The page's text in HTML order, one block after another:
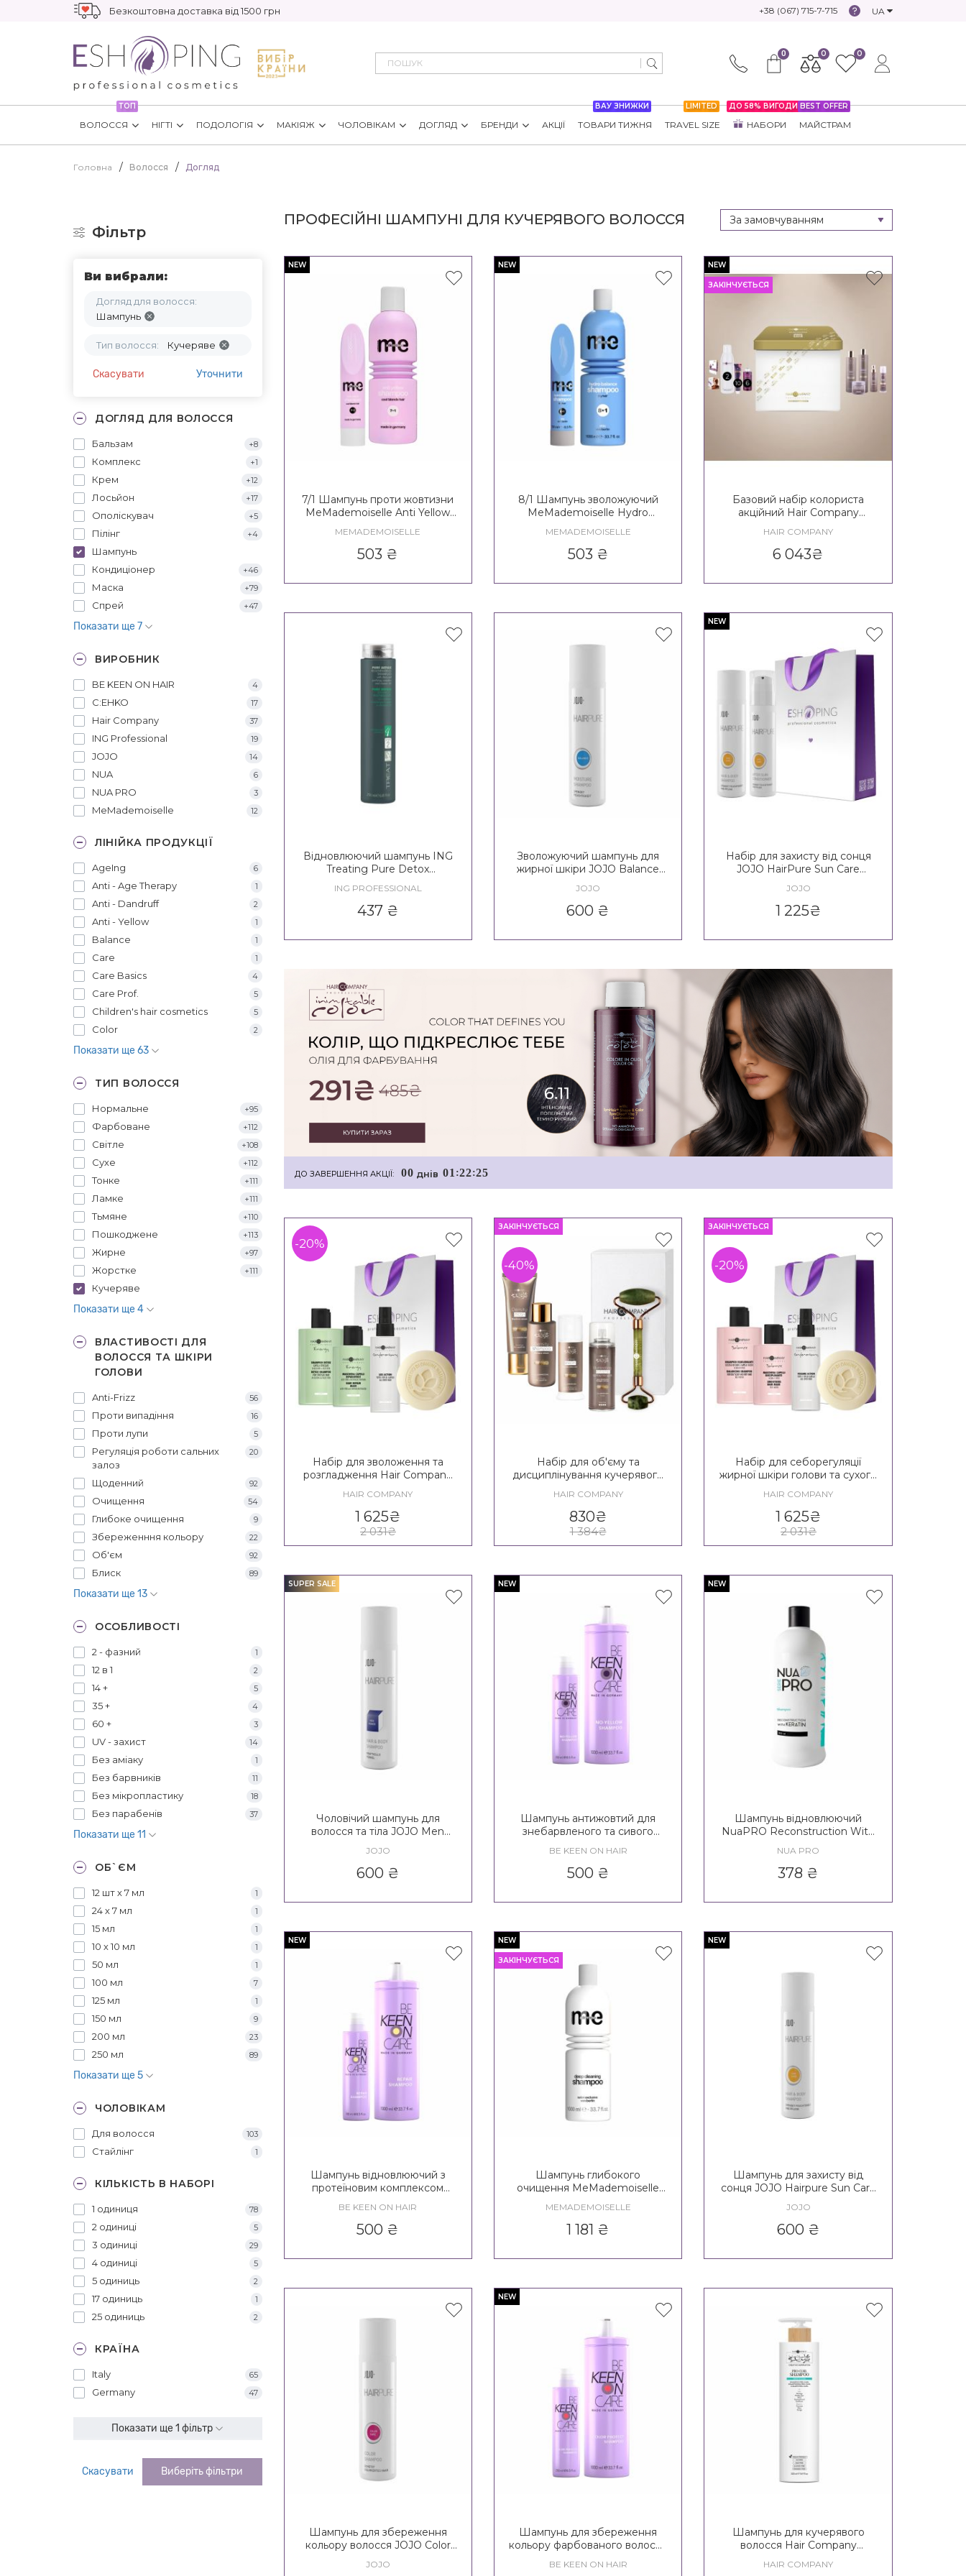
Безкоштовна доставка від 1500 грн +38 (067) 715-7-715 UA
0 0 0
ТОП
ВОЛОССЯ НІГТІ ПОДОЛОГІЯ МАКІЯЖ ЧОЛОВІКАМ ДОГЛЯД БРЕНДИ АКЦІЇ
ВАУ ЗНИЖКИ
ТОВАРИ ТИЖНЯ
LIMITED
TRAVEL SIZE
ДО 58% ВИГОДИ
НАБОРИ
BEST OFFER
МАЙСТРАМ
Головна Волосся Догляд
Фільтр
Ви вибрали:
Догляд для волосся:
Шампунь
Тип волосся: Кучеряве
Скасувати Уточнити
ДОГЛЯД ДЛЯ ВОЛОССЯ
Бальзам +8
Комплекс +1
Крем +12
Лосьйон +17
Ополіскувач +5
Пілінг +4
Шампунь
Кондиціонер
+46
Маска +79
Спрей +47
Показати ще 7
ВИРОБНИК
BE KEEN ON HAIR 4
C:EHKO 17
Hair Company 37
ING Professional 19
JOJO 14
NUA 6
NUA PRO 3
MeMademoiselle 12
ЛІНІЙКА ПРОДУКЦІЇ
AgeIng 6
Anti - Age Therapy 1
Anti - Dandruff 2
Anti - Yellow 1
Balance 1
Care 1
Care Basics 4
Care Prof. 5
Children's hair cosmetics 5
Color 2
Показати ще 63
ТИП ВОЛОССЯ
Нормальне +95
Фарбоване +112
Світле +108
Сухе +112
Тонке +111
Ламке +111
Тьмяне +110
Пошкоджене +113
Жирне +97
Жорстке +111
Кучеряве
Показати ще 4
ВЛАСТИВОСТІ ДЛЯ
ВОЛОССЯ ТА ШКІРИ
ГОЛОВИ
Anti-Frizz 56
Проти випадіння 16
Проти лупи 5
Регуляція роботи сальних
залоз
20
Щоденний 92
Очищення 54
Глибоке очищення 9
Збереженння кольору 22
Об'єм 92
Блиск 89
Показати ще 13
ОСОБЛИВОСТІ
2 - фазний 1
12 в 1 2
14 + 5
35 + 4
60 + 3
UV - захист 14
Без аміаку 1
Без барвників 11
Без мікропластику 18
Без парабенів 37
Показати ще 11
ОБ`ЄМ
12 шт х 7 мл 1
24 х 7 мл 1
15 мл 1
10 х 10 мл 1
50 мл 1
100 мл 7
125 мл 1
150 мл 9
200 мл 23
250 мл 89
Показати ще 5
ЧОЛОВІКАМ
Для волосся 103
Стайлінг 1
КІЛЬКІСТЬ В НАБОРІ
1 одиниця 78
2 одиниці 5
3 одиниці 29
4 одиниці 5
5 одиниць 2
17 одиниць 1
25 одиниць 2
КРАЇНА
Italy 65
Germany 47
Показати ще 1 фільтр
Скасувати Виберіть фільтри
ПРОФЕСІЙНІ ШАМПУНІ ДЛЯ КУЧЕРЯВОГО ВОЛОССЯ
NEW
7/1 Шампунь проти жовтизни
MeMademoiselle Anti Yellow
MEMADEMOISELLE
503 ₴
NEW
8/1 Шампунь зволожуючий
MeMademoiselle Hydro
MEMADEMOISELLE
503 ₴
NEW
ЗАКІНЧУЄТЬСЯ
Базовий набір колориста
акційний Hair Company
PROFESSIONAL
HAIR COMPANY
6 043₴
Відновлюючий шампунь ING
Treating Pure Detox
ING PROFESSIONAL
437₴
Зволожуючий шампунь для
жирної шкіри JOJO Balance
JOJO
600 ₴
NEW
Набір для захисту від сонця
JOJO HairPure Sun Care
JOJO
1 225₴
ДО ЗАВЕРШЕННЯ АКЦІЇ: 00 днiв 01 :22:24
-20%
Набір для зволоження та
розгладження Hair Company
HAIR COMPANY
1 625₴
2 031₴
ЗАКІНЧУЄТЬСЯ
-40%
Набір для об'єму та
дисциплінування кучерявого
Inimitable Style Density
TRAVEL MAXІ
HAIR COMPANY
830₴
1 384₴
ЗАКІНЧУЄТЬСЯ
-20%
Набір для себорегуляції
жирної шкіри голови та сухого
Age Balance Girl Kit 14+
HAIR COMPANY
1 625₴
2 031₴
SUPER SALE
Чоловічий шампунь для
волосся та тіла JOJO Men
JOJO
600 ₴
NEW
Шампунь антижовтий для
знебарвленого та сивого
No - Yellow Shampoo
BE KEEN ON HAIR
500 ₴
NEW
Шампунь відновлюючий
NuaPRO Reconstruction With
NUA PRO
378 ₴
NEW
Шампунь відновлюючий з
протеїновим комплексом
Shampoo
BE KEEN ON HAIR
500 ₴
NEW
ЗАКІНЧУЄТЬСЯ
Шампунь глибокого
очищення MeMademoiselle
MEMADEMOISELLE
1 181 ₴
NEW
Шампунь для захисту від
сонця JOJO Hairpure Sun Care
JOJO
600 ₴
Шампунь для збереження
кольору волосся JOJO Color
JOJO
NEW
Шампунь для збереження
кольору фарбованого волосся
Protect Shampoo
BE KEEN ON HAIR
Шампунь для кучерявого
волосся Hair Company
Inspiration Twist N'Curl Pro-Curl
HAIR COMPANY